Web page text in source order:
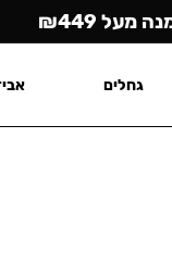
₪449
גחלים